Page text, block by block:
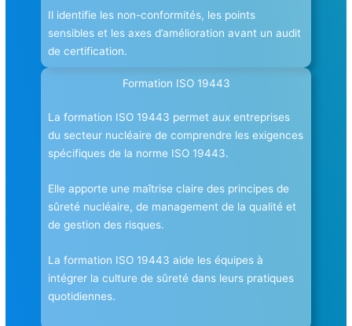
Il identifie les non-conformités, les points
sensibles et les axes d’amélioration avant un audit
de certification.
Formation ISO 19443
La formation ISO 19443 permet aux entreprises
du secteur nucléaire de comprendre les exigences
spécifiques de la norme ISO 19443.
Elle apporte une maîtrise claire des principes de
sûreté nucléaire, de management de la qualité et
de gestion des risques.
La formation ISO 19443 aide les équipes à
intégrer la culture de sûreté dans leurs pratiques
quotidiennes.